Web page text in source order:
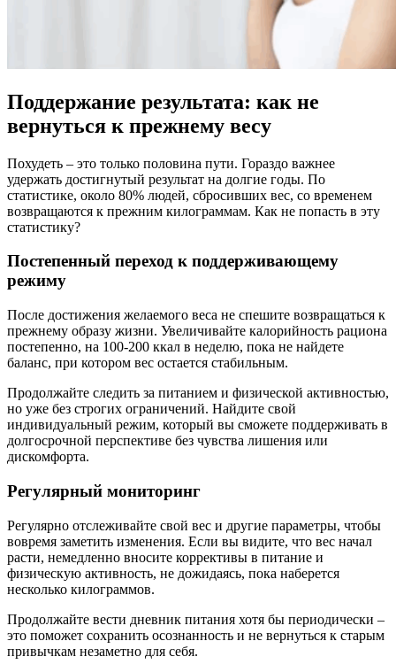
Поддержание результата: как не
вернуться к прежнему весу
Похудеть – это только половина пути. Гораздо важнее
удержать достигнутый результат на долгие годы. По
статистике, около 80% людей, сбросивших вес, со временем
возвращаются к прежним килограммам. Как не попасть в эту
статистику?
Постепенный переход к поддерживающему
режиму
После достижения желаемого веса не спешите возвращаться к
прежнему образу жизни. Увеличивайте калорийность рациона
постепенно, на 100-200 ккал в неделю, пока не найдете
баланс, при котором вес остается стабильным.
Продолжайте следить за питанием и физической активностью,
но уже без строгих ограничений. Найдите свой
индивидуальный режим, который вы сможете поддерживать в
долгосрочной перспективе без чувства лишения или
дискомфорта.
Регулярный мониторинг
Регулярно отслеживайте свой вес и другие параметры, чтобы
вовремя заметить изменения. Если вы видите, что вес начал
расти, немедленно вносите коррективы в питание и
физическую активность, не дожидаясь, пока наберется
несколько килограммов.
Продолжайте вести дневник питания хотя бы периодически –
это поможет сохранить осознанность и не вернуться к старым
привычкам незаметно для себя.